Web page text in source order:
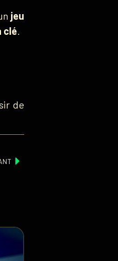
jeu
clé
de